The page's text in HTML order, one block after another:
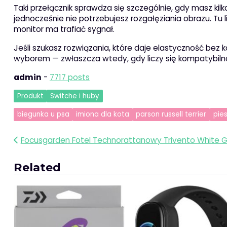
Taki przełącznik sprawdza się szczególnie, gdy masz
jednocześnie nie potrzebujesz rozgałęziania obrazu.
monitor ma trafiać sygnał.
Jeśli szukasz rozwiązania, które daje elastyczność
wyborem — zwłaszcza wtedy, gdy liczy się
admin - 7717 posts
Produkt
Switche i huby
biegunka u psa
imiona dla kota parson russell terrier
Nawigacja
Focusgarden Fotel Technorattanowy Trivento White
Related